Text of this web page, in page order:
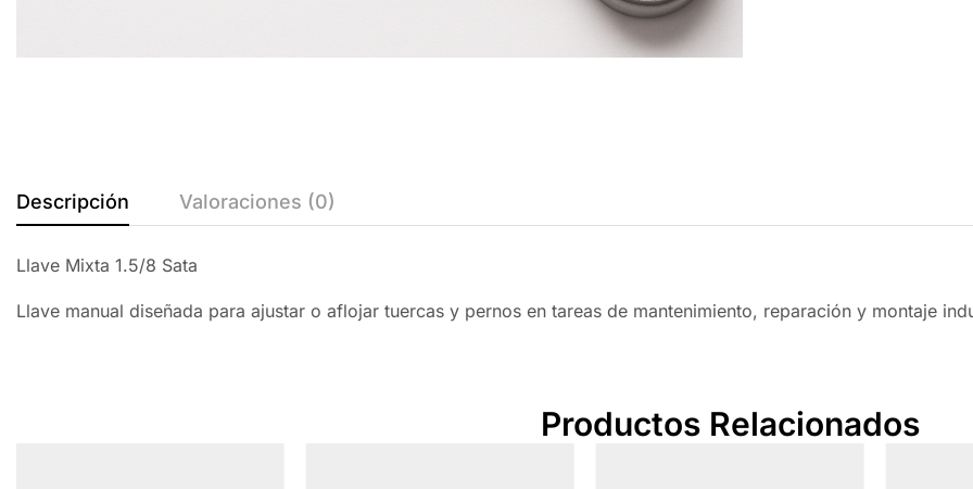
Descripción Valoraciones (0)
Llave Mixta 1.5/8 Sata
Llave manual diseñada para ajustar o aflojar tuercas y pernos en tareas de mantenimiento, reparación y montaje
Productos Relacionados